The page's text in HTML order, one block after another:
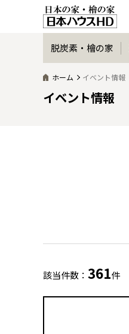
脱炭素・檜の家
ホーム イベント情報
イベント情報
該当件数： 361件